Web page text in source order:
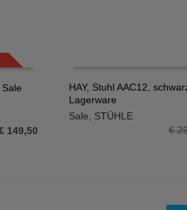
149,50Aktueller
IN DEN WARENKORB
HAY, Stuhl AAC12,
Lagerware
Sale
STÜHLE
€